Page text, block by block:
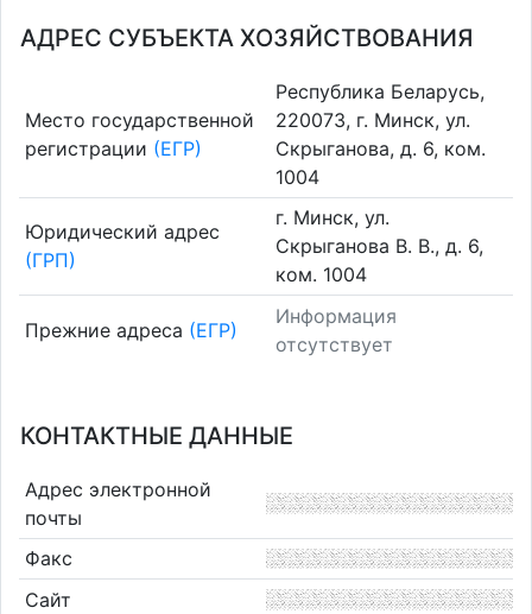
АДРЕС СУБЪЕКТА ХОЗЯЙСТВОВАНИЯ
Место государственной
регистрации (ЕГР)
Республика Беларусь,
220073, г. Минск, ул.
Скрыганова, д. 6, ком.
1004
Юридический адрес
(ГРП)
г. Минск, ул.
Скрыганова В. В., д. 6,
ком. 1004
Прежние адреса (ЕГР)
Информация
отсутствует
КОНТАКТНЫЕ ДАННЫЕ
Адрес электронной
почты
Факс
Сайт